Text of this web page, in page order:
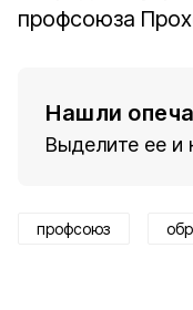
профсоюза
Нашли
Выделите ее и
профсоюз